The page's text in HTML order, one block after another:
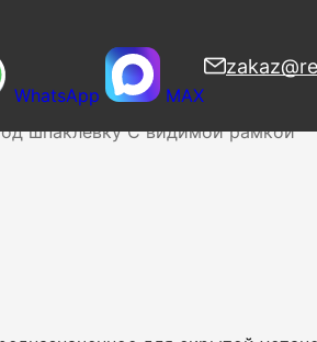
шпаклевку С видимой рамкой
WhatsApp MAX